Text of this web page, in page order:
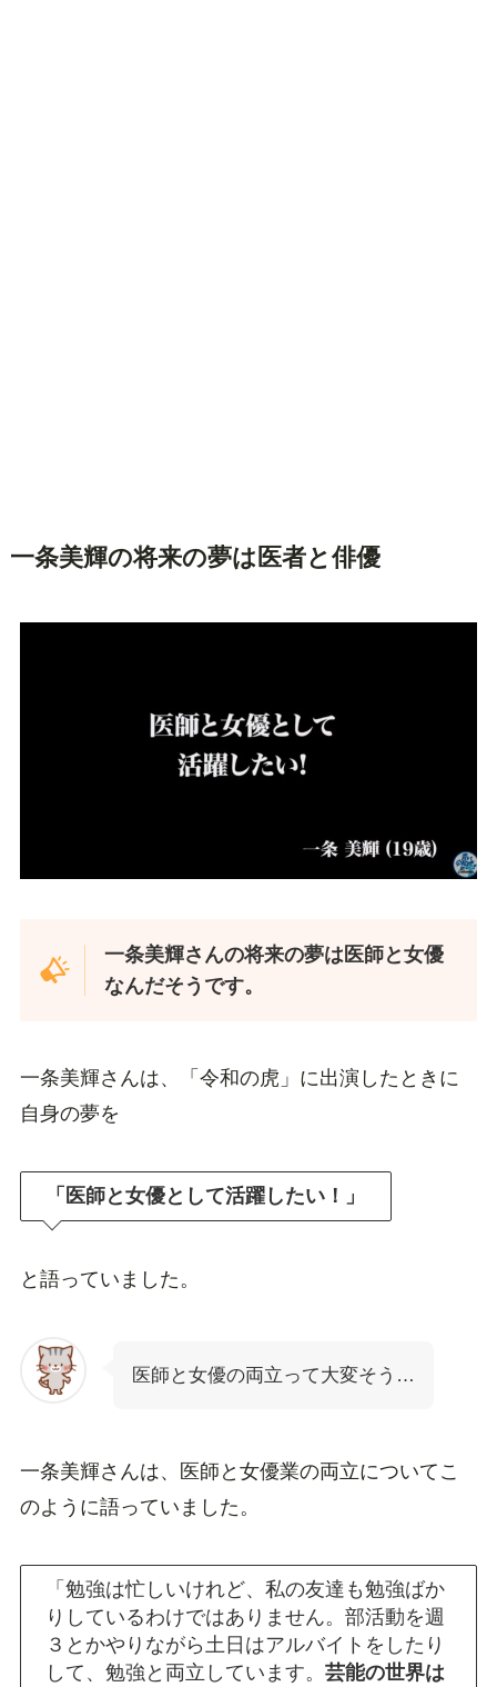
一条美輝の将来の夢は医者と俳優
一条美輝さんの将来の夢は医師と女優
なんだそうです。
一条美輝さんは、「令和の虎」に出演したときに
自身の夢を
「医師と女優として活躍したい！」
と語っていました。
医師と女優の両立って大変そう…
一条美輝さんは、医師と女優業の両立についてこ
のように語っていました。
「勉強は忙しいけれど、私の友達も勉強ばか
りしているわけではありません。部活動を週
３とかやりながら土日はアルバイトをしたり
して、勉強と両立しています。芸能の世界は